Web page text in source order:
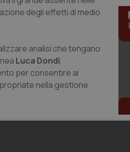
degli effetti di medio
analisi che tengano
Luca Dondi,
per consentire ai
nella gestione